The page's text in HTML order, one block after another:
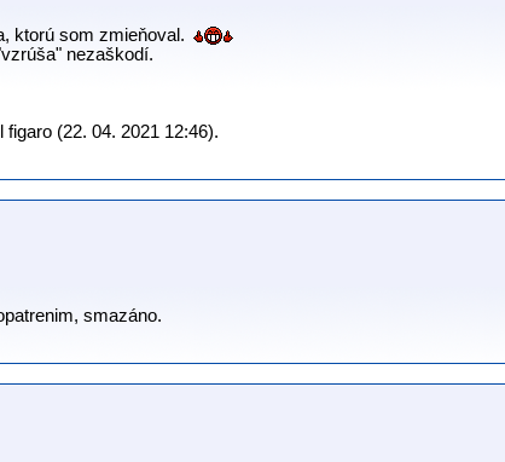
ktorú som zmieňoval.
nezaškodí.
(22. 04. 2021 12:46).
smazáno.